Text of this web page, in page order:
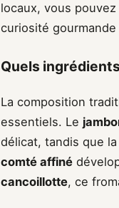
locaux, vous pouvez
curiosité
Quels
La composition
essentiels. Le
délicat, tandis que la
comté affiné
cancoillotte, ce